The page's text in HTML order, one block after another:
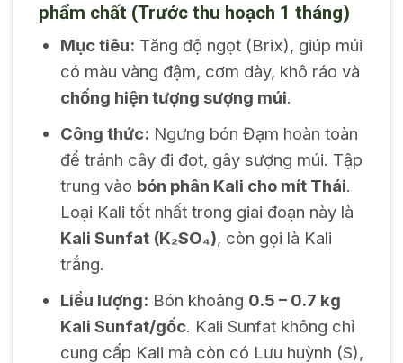
phẩm chất (Trước thu hoạch 1 tháng)
Mục tiêu: Tăng độ ngọt (Brix), giúp múi
có màu vàng đậm, cơm dày, khô ráo và
chống hiện tượng sượng múi.
Công thức: Ngưng bón Đạm hoàn toàn
để tránh cây đi đọt, gây sượng múi. Tập
trung vào bón phân Kali cho mít Thái.
Loại Kali tốt nhất trong giai đoạn này là
Kali Sunfat (K₂SO₄), còn gọi là Kali
trắng.
Liều lượng: Bón khoảng 0.5 – 0.7 kg
Kali Sunfat/gốc. Kali Sunfat không chỉ
cung cấp Kali mà còn có Lưu huỳnh (S),